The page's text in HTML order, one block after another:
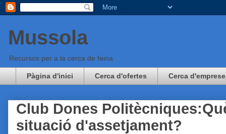
Mussola
Recursos per a la cerca de feina
Pàgina d'inici Cerca d'ofertes Cerca
Club Dones
situació d'assetjament?